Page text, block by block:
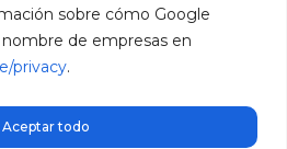
sobre cómo Google
de empresas en
privacy.
Aceptar todo